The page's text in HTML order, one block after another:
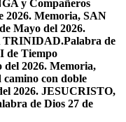
y Compañeros
2026. Memoria, SAN
Mayo del 2026.
TRINIDAD.Palabra de
de Tiempo
del 2026. Memoria,
con doble
2026. JESUCRISTO,
de Dios 27 de